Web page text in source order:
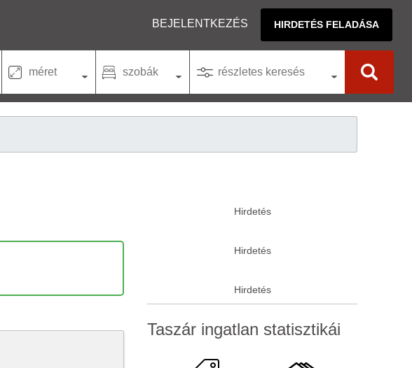
BEJELENTKEZÉS HIRDETÉS FELADÁSA
méret szobák részletes keresés
Taszár ingatlan statisztikái